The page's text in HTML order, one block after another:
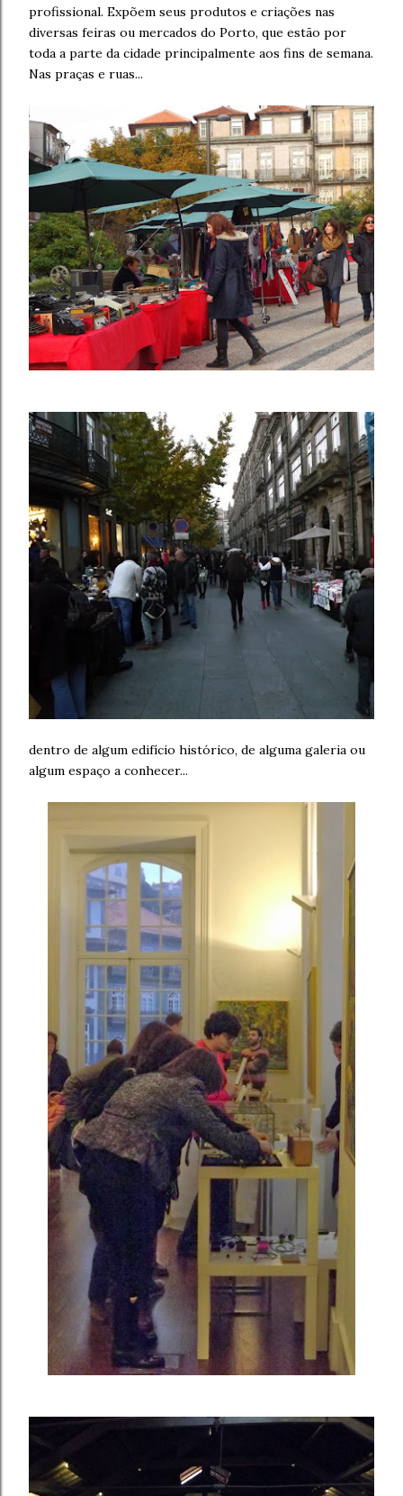
profissional. Expõem seus produtos e criações nas
diversas feiras ou mercados do Porto, que estão por
toda a parte da cidade principalmente aos fins de semana.
Nas praças e ruas...
dentro de algum edifício histórico, de alguma galeria ou
algum espaço a conhecer...